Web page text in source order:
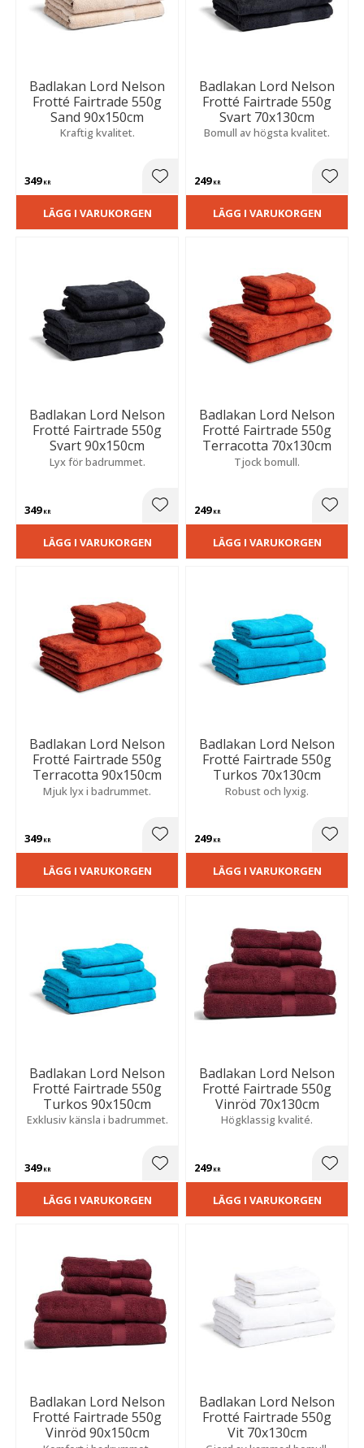
Badlakan Lord Nelson
Frotté Fairtrade 550g
Sand 90x150cm
Kraftig kvalitet.
349KR Lägg till i favoriter
LÄGG I VARUKORGEN
Badlakan Lord Nelson
Frotté Fairtrade 550g
Svart 70x130cm
Bomull av högsta kvalitet.
249KR
LÄGG I VARUKORGEN
Badlakan Lord Nelson
Frotté Fairtrade 550g
Svart 90x150cm
Lyx för badrummet.
349KR Lägg till i favoriter
LÄGG I VARUKORGEN
Badlakan Lord Nelson
Frotté Fairtrade 550g
Terracotta 70x130cm
Tjock bomull.
249KR
LÄGG I VARUKORGEN
Badlakan Lord Nelson
Frotté Fairtrade 550g
Terracotta 90x150cm
Mjuk lyx i badrummet.
349KR Lägg till i favoriter
LÄGG I VARUKORGEN
Badlakan Lord Nelson
Frotté Fairtrade 550g
Turkos 70x130cm
Robust och lyxig.
249KR
LÄGG I VARUKORGEN
Badlakan Lord Nelson
Frotté Fairtrade 550g
Turkos 90x150cm
Exklusiv känsla i badrummet.
349KR Lägg till i favoriter
LÄGG I VARUKORGEN
Badlakan Lord Nelson
Frotté Fairtrade 550g
Vinröd 70x130cm
Högklassig kvalité.
249KR
LÄGG I VARUKORGEN
Badlakan Lord Nelson
Frotté Fairtrade 550g
Vinröd 90x150cm
Badlakan Lord Nelson
Frotté Fairtrade 550g
Vit 70x130cm